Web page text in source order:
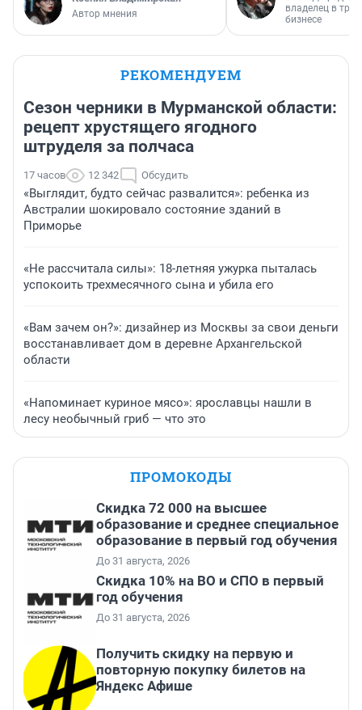
Автор мнения
владелец в
бизнесе
РЕКОМЕНДУЕМ
Сезон черники в Мурманской области:
рецепт хрустящего ягодного
штруделя за полчаса
17 часов 12 342 Обсудить
«Выглядит, будто сейчас развалится»: ребенка из
Австралии шокировало состояние зданий в
Приморье
«Не рассчитала силы»: 18-летняя ужурка пыталась
успокоить трехмесячного сына и убила его
«Вам зачем он?»: дизайнер из Москвы за свои деньги
восстанавливает дом в деревне Архангельской
области
«Напоминает куриное мясо»: ярославцы нашли в
лесу необычный гриб — что это
ПРОМОКОДЫ
Скидка 72 000 на высшее
образование и среднее специальное
образование в первый год обучения
До 31 августа, 2026
Скидка 10% на ВО и СПО в первый
год обучения
До 31 августа, 2026
Получить скидку на первую и
повторную покупку билетов на
Яндекс Афише